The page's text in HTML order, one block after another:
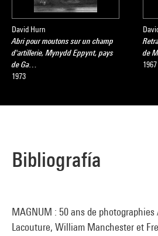
David Hurn
Abri pour moutons sur un champ
d'artillerie, Mynydd Eppynt, pays
de Ga…
1973
de
1967
Bibliografía
MAGNUM : 50 ans de photographies
Lacouture, William Manchester et